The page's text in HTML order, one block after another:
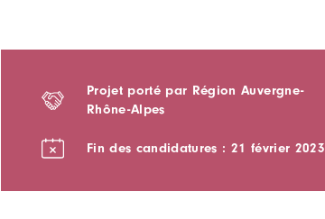
Projet porté par Région Auvergne-
Rhône-Alpes
Fin des candidatures : 21 février 2023